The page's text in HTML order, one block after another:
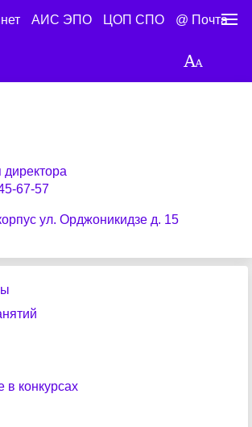
АИС ЭПО ЦОП СПО @ Почта
67-57
ул. Орджоникидзе д. 15
в конкурсах